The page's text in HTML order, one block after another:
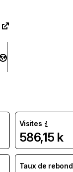
Visites
586,15 k
Taux de rebond